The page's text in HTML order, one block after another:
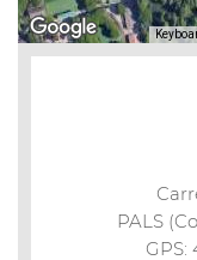
PALS
GPS: